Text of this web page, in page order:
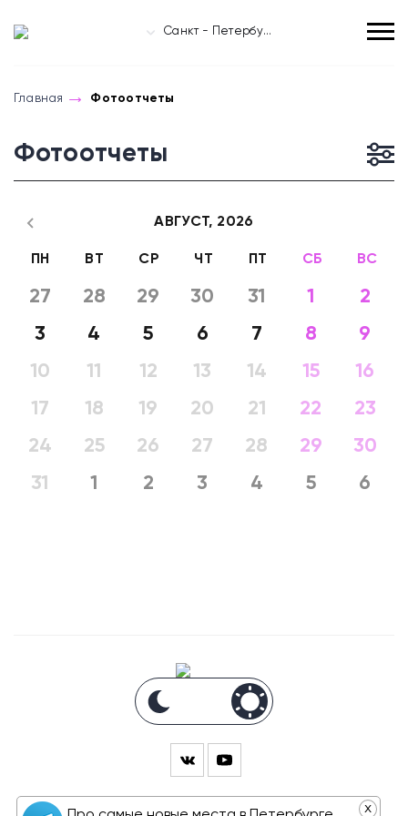
Санкт - Петербург
Главная Фотоотчеты
Фотоотчеты
АВГУСТ, 2026
ПН ВТ СР ЧТ ПТ СБ ВС
27 28 29 30 31 1
2
3
4 5 6 7 8
9
10
11 12 13 14 15
16
17
18 19 20 21 22
23
24
25 26 27 28 29
30
31
1 2 3 4 5 6
x